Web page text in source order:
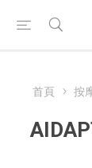
首頁 按